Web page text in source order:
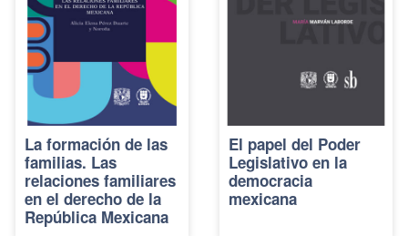
La formación de las
familias. Las
relaciones familiares
en el derecho de la
República Mexicana
El papel del Poder
Legislativo en la
democracia
mexicana